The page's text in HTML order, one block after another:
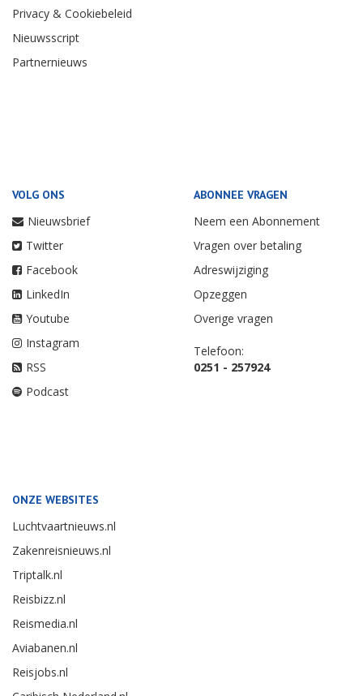
Privacy & Cookiebeleid
Nieuwsscript
Partnernieuws
VOLG ONS
Nieuwsbrief
Twitter
Facebook
LinkedIn
Youtube
Instagram
RSS
Podcast
ABONNEE VRAGEN
Neem een Abonnement
Vragen over betaling
Adreswijziging
Opzeggen
Overige vragen
Telefoon:
0251 - 257924
ONZE WEBSITES
Luchtvaartnieuws.nl
Zakenreisnieuws.nl
Triptalk.nl
Reisbizz.nl
Reismedia.nl
Aviabanen.nl
Reisjobs.nl